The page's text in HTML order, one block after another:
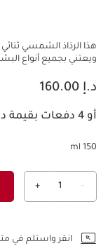
هذا الرذاذ الشمسي
ويعتني بجميع أنواع
السعر الحالي هو د.إ 160.00
د.إ 160.00
أو 4 دفعات بقيمة د.إ 40.00 مع
150 ml
-
1
+
انقر واستلم في